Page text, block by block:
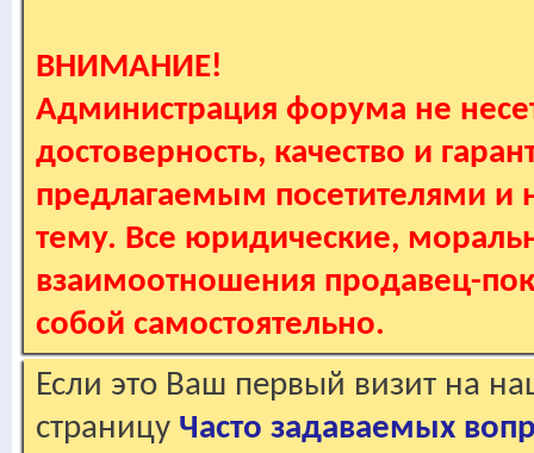
ВНИМАНИЕ!
Администрация форума не
достоверность, качество и
предлагаемым посетителями и
тему. Все юридические,
взаимоотношения продавец-
собой самостоятельно.
Если это Ваш первый визит на
страницу Часто задаваемых